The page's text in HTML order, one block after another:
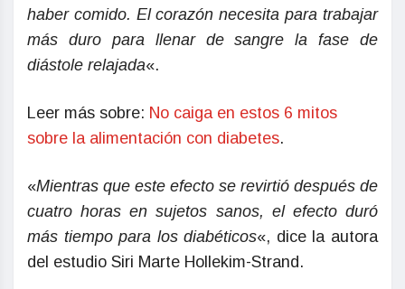
haber comido. El corazón necesita para trabajar
más duro para llenar de sangre la fase de
diástole relajada«.
Leer más sobre: No caiga en estos 6 mitos
sobre la alimentación con diabetes.
«Mientras que este efecto se revirtió después de
cuatro horas en sujetos sanos, el efecto duró
más tiempo para los diabéticos«, dice la autora
del estudio Siri Marte Hollekim-Strand.